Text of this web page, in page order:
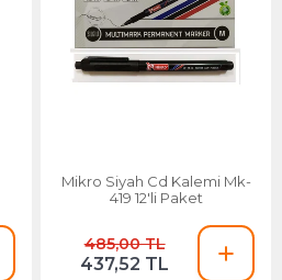
Mikro Siyah Cd Kalemi Mk-
419 12'li Paket
485,00 TL
437,52 TL